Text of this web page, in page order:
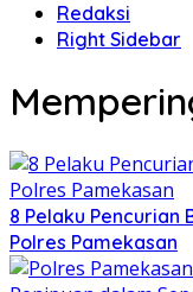
Redaksi
Right Sidebar
8 Pelaku Pencurian
Polres Pamekasan